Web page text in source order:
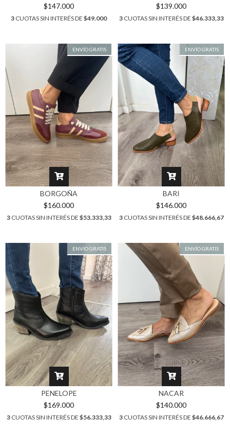
$147.000
3 CUOTAS SIN INTERÉS DE $49.000
$139.000
3CUOTAS SIN INTERÉS DE $46.333,33
ENVÍO GRATIS
BORGOÑA
$160.000
3CUOTAS SIN INTERÉS DE $53.333,33
ENVÍO GRATIS
BARI
$146.000
3CUOTAS SIN INTERÉS DE $48.666,67
ENVÍO GRATIS
PENELOPE
$169.000
3CUOTAS SIN INTERÉS DE $56.333,33
ENVÍO GRATIS
NACAR
$140.000
3CUOTAS SIN INTERÉS DE $46.666,67